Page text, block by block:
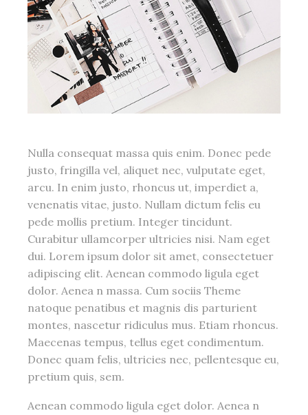
Nulla consequat massa quis enim. Donec pede
justo, fringilla vel, aliquet nec, vulputate eget,
arcu. In enim justo, rhoncus ut, imperdiet a,
venenatis vitae, justo. Nullam dictum felis eu
pede mollis pretium. Integer tincidunt.
Curabitur ullamcorper ultricies nisi. Nam eget
dui. Lorem ipsum dolor sit amet, consectetuer
adipiscing elit. Aenean commodo ligula eget
dolor. Aenea n massa. Cum sociis Theme
natoque penatibus et magnis dis parturient
montes, nascetur ridiculus mus. Etiam rhoncus.
Maecenas tempus, tellus eget condimentum.
Donec quam felis, ultricies nec, pellentesque eu,
pretium quis, sem.
Aenean commodo ligula eget dolor. Aenea n